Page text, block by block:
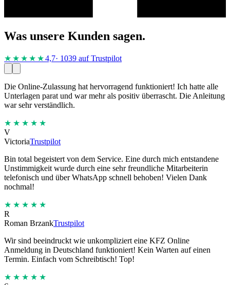
Was unsere Kunden sagen.
★★★★ ★4,7· 1039 auf Trustpilot
Die Online-Zulassung hat hervorragend funktioniert! Ich hatte alle
Unterlagen parat und war mehr als positiv überrascht. Die Anleitung
war sehr verständlich.
★★★★★
V
VictoriaTrustpilot
Bin total begeistert von dem Service. Eine durch mich entstandene
Unstimmigkeit wurde durch eine sehr freundliche Mitarbeiterin
telefonisch und über WhatsApp schnell behoben! Vielen Dank
nochmal!
★★★★★
R
Roman BrzankTrustpilot
Wir sind beeindruckt wie unkompliziert eine KFZ Online
Anmeldung in Deutschland funktioniert! Kein Warten auf einen
Termin. Einfach vom Schreibtisch! Top!
★★★★★